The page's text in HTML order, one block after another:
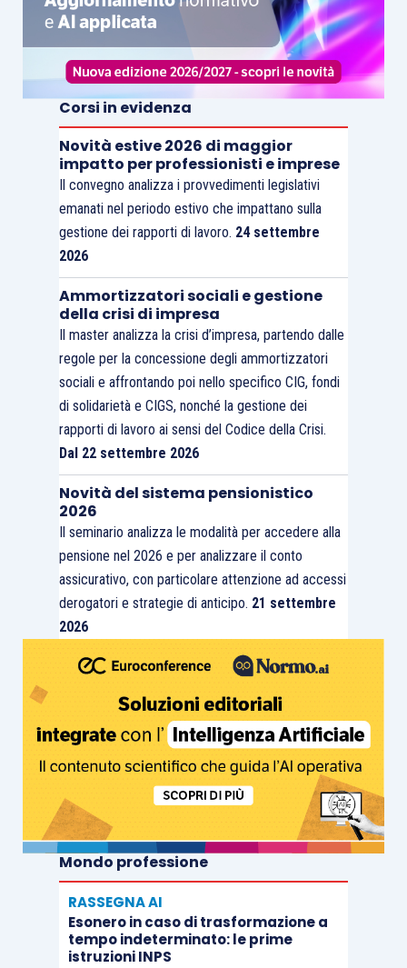
Corsi in evidenza
Novità estive 2026 di maggior
impatto per professionisti e imprese
Il convegno analizza i provvedimenti legislativi
emanati nel periodo estivo che impattano sulla
gestione dei rapporti di lavoro. 24 settembre
2026
Ammortizzatori sociali e gestione
della crisi di impresa
Il master analizza la crisi d’impresa, partendo dalle
regole per la concessione degli ammortizzatori
sociali e affrontando poi nello specifico CIG, fondi
di solidarietà e CIGS, nonché la gestione dei
rapporti di lavoro ai sensi del Codice della Crisi.
Dal 22 settembre 2026
Novità del sistema pensionistico
2026
Il seminario analizza le modalità per accedere alla
pensione nel 2026 e per analizzare il conto
assicurativo, con particolare attenzione ad accessi
derogatori e strategie di anticipo. 21 settembre
2026
Mondo professione
RASSEGNA AI
Esonero in caso di trasformazione a
tempo indeterminato: le prime
istruzioni INPS